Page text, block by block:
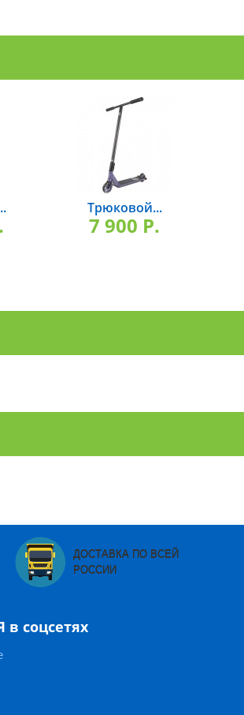
Трюковой...
7 900 P.
ДОСТАВКА ПО ВСЕЙ
РОССИИ
соцсетях